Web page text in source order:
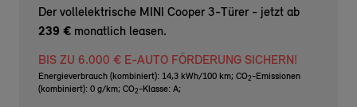
Der vollelektrische MINI Cooper 3-Türer - jetzt ab
239 € monatlich leasen.
BIS ZU 6.000 € E-AUTO FÖRDERUNG SICHERN!
Energieverbrauch (kombiniert): 14,3 kWh/100 km; CO2 -Emissionen
(kombiniert): 0 g/km; CO2 -Klasse: A;